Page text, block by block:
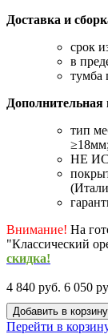
Доставка и
срок
в
тумба
тип
≥18мм;
НЕ
Внимание! На
"Классический
скидка!
4 840 руб. 6 050
Добавить в корзину
Перейти в